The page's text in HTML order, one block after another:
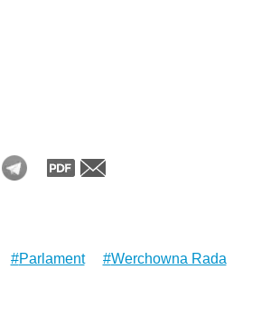
Parlament Werchowna Rada